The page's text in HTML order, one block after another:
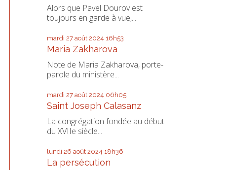
Alors que Pavel Dourov est
toujours en garde à vue,...
mardi 27 août 2024 16h53
Maria Zakharova
Note de Maria Zakharova, porte-
parole du ministère...
mardi 27 août 2024 06h05
Saint Joseph Calasanz
La congrégation fondée au début
du XVIIe siècle...
lundi 26 août 2024 18h36
La persécution